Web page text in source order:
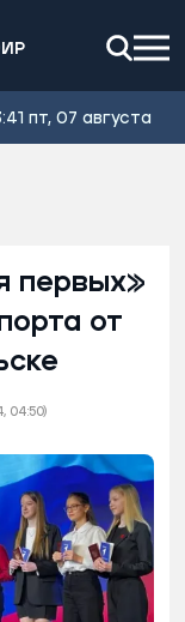
пт, 07 августа
04:50)
первых»
от